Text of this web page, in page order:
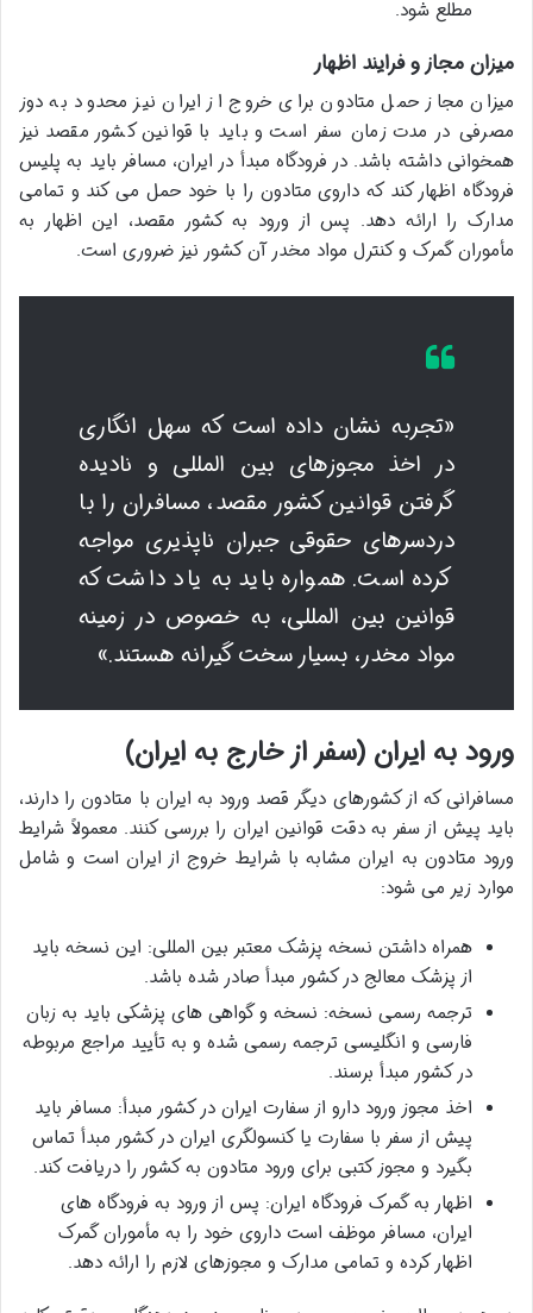
مطلع شود.
میزان مجاز و فرایند اظهار
میزان مجاز حمل متادون برای خروج از ایران نیز محدود به دوز
مصرفی در مدت زمان سفر است و باید با قوانین کشور مقصد نیز
همخوانی داشته باشد. در فرودگاه مبدأ در ایران، مسافر باید به پلیس
فرودگاه اظهار کند که داروی متادون را با خود حمل می کند و تمامی
مدارک را ارائه دهد. پس از ورود به کشور مقصد، این اظهار به
مأموران گمرک و کنترل مواد مخدر آن کشور نیز ضروری است.
«تجربه نشان داده است که سهل انگاری
در اخذ مجوزهای بین المللی و نادیده
گرفتن قوانین کشور مقصد، مسافران را با
دردسرهای حقوقی جبران ناپذیری مواجه
کرده است. همواره باید به یاد داشت که
قوانین بین المللی، به خصوص در زمینه
مواد مخدر، بسیار سخت گیرانه هستند.»
ورود به ایران (سفر از خارج به ایران)
مسافرانی که از کشورهای دیگر قصد ورود به ایران با متادون را دارند،
باید پیش از سفر به دقت قوانین ایران را بررسی کنند. معمولاً شرایط
ورود متادون به ایران مشابه با شرایط خروج از ایران است و شامل
موارد زیر می شود:
همراه داشتن نسخه پزشک معتبر بین المللی: این نسخه باید
از پزشک معالج در کشور مبدأ صادر شده باشد.
ترجمه رسمی نسخه: نسخه و گواهی های پزشکی باید به زبان
فارسی و انگلیسی ترجمه رسمی شده و به تأیید مراجع مربوطه
در کشور مبدأ برسند.
اخذ مجوز ورود دارو از سفارت ایران در کشور مبدأ: مسافر باید
پیش از سفر با سفارت یا کنسولگری ایران در کشور مبدأ تماس
بگیرد و مجوز کتبی برای ورود متادون به کشور را دریافت کند.
اظهار به گمرک فرودگاه ایران: پس از ورود به فرودگاه های
ایران، مسافر موظف است داروی خود را به مأموران گمرک
اظهار کرده و تمامی مدارک و مجوزهای لازم را ارائه دهد.